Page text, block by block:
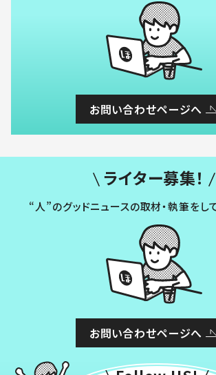
お問い合わせページへ
ライター募集！
“人”のグッドニュースの取材・執筆をし
お問い合わせページへ